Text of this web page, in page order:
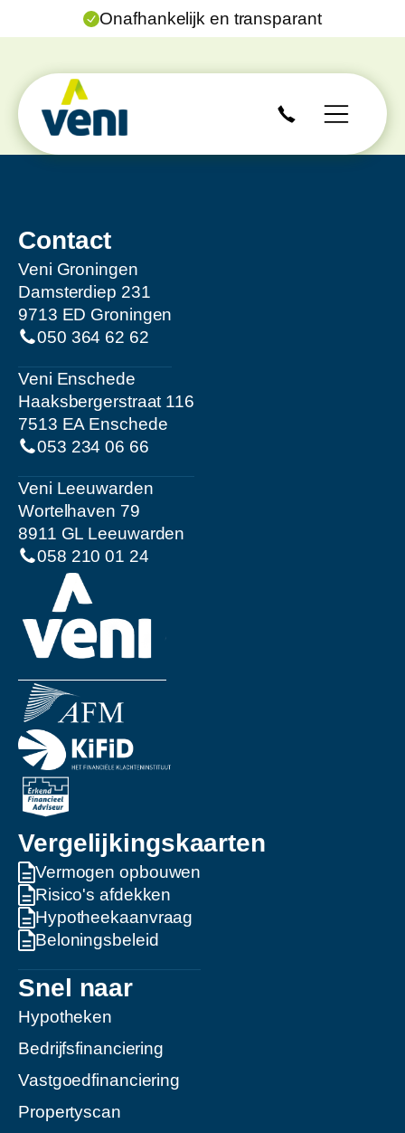
Onafhankelijk en transparant
Contact
Veni Groningen
Damsterdiep 231
9713 ED Groningen
050 364 62 62
Veni Enschede
Haaksbergerstraat 116
7513 EA Enschede
053 234 06 66
Veni Leeuwarden
Wortelhaven 79
8911 GL Leeuwarden
058 210 01 24
Vergelijkingskaarten
Vermogen opbouwen
Risico's afdekken
Hypotheekaanvraag
Beloningsbeleid
Snel naar
Hypotheken
Bedrijfsfinanciering
Vastgoedfinanciering
Propertyscan